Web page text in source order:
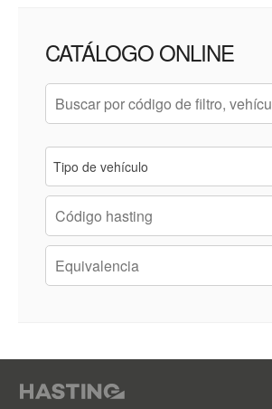
CATÁLOGO ONLINE
Tipo de vehículo